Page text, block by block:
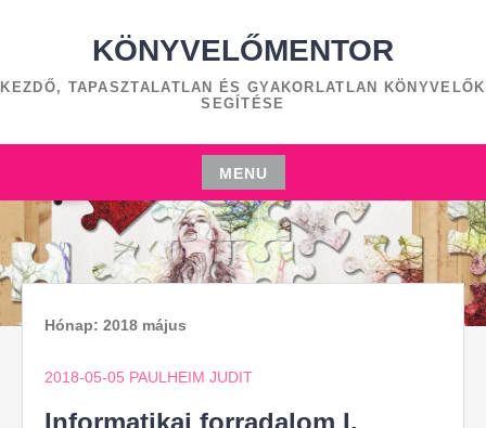
KÖNYVELŐMENTOR
KEZDŐ, TAPASZTALATLAN ÉS GYAKORLATLAN KÖNYVELŐK
SEGÍTÉSE
MENU
Skip
to
content
Hónap: 2018 május
2018-05-05 PAULHEIM JUDIT